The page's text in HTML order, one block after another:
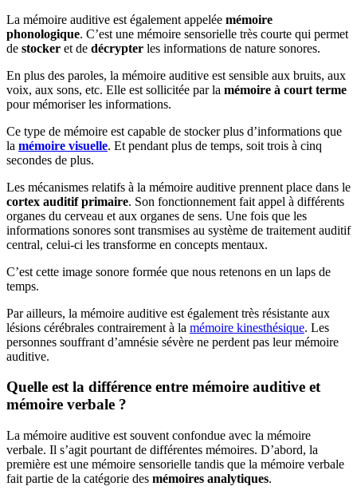
La mémoire auditive est également appelée mémoire
phonologique. C’est une mémoire sensorielle très courte qui permet
de stocker et de décrypter les informations de nature sonores.
En plus des paroles, la mémoire auditive est sensible aux bruits, aux
voix, aux sons, etc. Elle est sollicitée par la mémoire à court terme
pour mémoriser les informations.
Ce type de mémoire est capable de stocker plus d’informations que
la mémoire visuelle. Et pendant plus de temps, soit trois à cinq
secondes de plus.
Les mécanismes relatifs à la mémoire auditive prennent place dans le
cortex auditif primaire. Son fonctionnement fait appel à différents
organes du cerveau et aux organes de sens. Une fois que les
informations sonores sont transmises au système de traitement auditif
central, celui-ci les transforme en concepts mentaux.
C’est cette image sonore formée que nous retenons en un laps de
temps.
Par ailleurs, la mémoire auditive est également très résistante aux
lésions cérébrales contrairement à la mémoire kinesthésique. Les
personnes souffrant d’amnésie sévère ne perdent pas leur mémoire
auditive.
Quelle est la différence entre mémoire auditive et
mémoire verbale ?
La mémoire auditive est souvent confondue avec la mémoire
verbale. Il s’agit pourtant de différentes mémoires. D’abord, la
première est une mémoire sensorielle tandis que la mémoire verbale
fait partie de la catégorie des mémoires analytiques.